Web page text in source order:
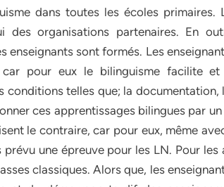
dans toutes les écoles
des organisations partenaires. En
enseignants sont formés. Les
pour eux le bilinguisme facilite et
conditions telles que; la documentation,
ces apprentissages bilingues par
le contraire, car pour eux, même
prévu une épreuve pour les LN. Pour
classiques. Alors que, les